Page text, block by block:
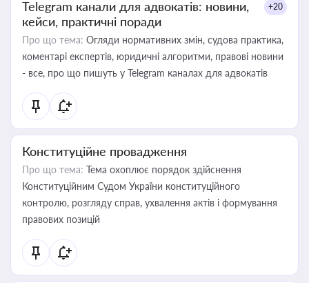
Telegram канали для адвокатів: новини,
кейси, практичні поради
+20
Про що тема: Огляди нормативних змін, судова практика,
коментарі експертів, юридичні алгоритми, правові новини
- все, про що пишуть у Telegram каналах для адвокатів
Конституційне провадження
Про що тема: Тема охоплює порядок здійснення
Конституційним Судом України конституційного
контролю, розгляду справ, ухвалення актів і формування
правових позицій